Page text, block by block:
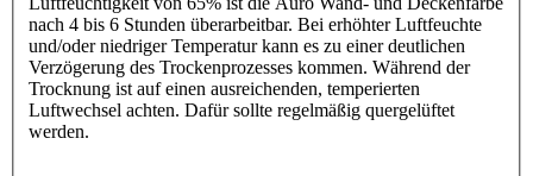
nach 4 bis 6 Stunden überarbeitbar. Bei erhöhter Luftfeuchte
und/oder niedriger Temperatur kann es zu einer deutlichen
Verzögerung des Trockenprozesses kommen. Während der
Trocknung ist auf einen ausreichenden, temperierten
Luftwechsel achten. Dafür sollte regelmäßig quergelüftet
werden.